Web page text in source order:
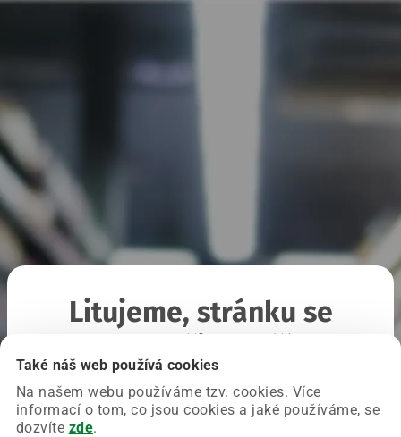
Také náš web používá cookies
Na našem webu používáme tzv. cookies. Více
informací o tom, co jsou cookies a jaké používáme, se
dozvíte zde.
Litujeme, stránku se
Chyba nastala na naší straně a už ji opravujeme.
Zkuste prosím znovu načíst požadovanou stránku.